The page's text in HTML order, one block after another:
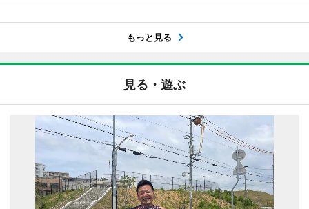
もっと見る
見る・遊ぶ